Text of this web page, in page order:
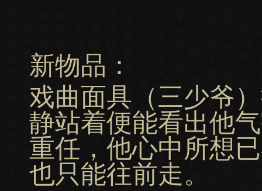
新物品：
戏曲面具（三少爷
静站着便能看出他
重任，他心中所想
也只能往前走。